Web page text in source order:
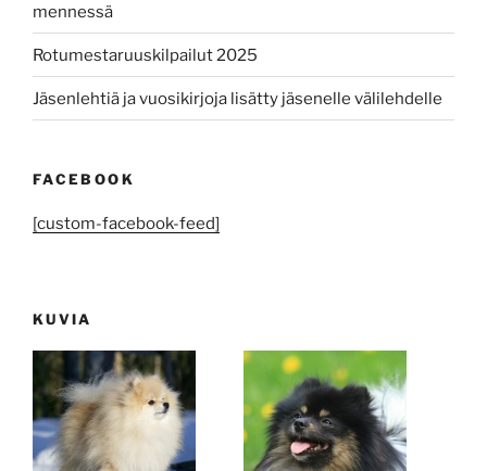
mennessä
Rotumestaruuskilpailut 2025
Jäsenlehtiä ja vuosikirjoja lisätty jäsenelle välilehdelle
FACEBOOK
[custom-facebook-feed]
KUVIA